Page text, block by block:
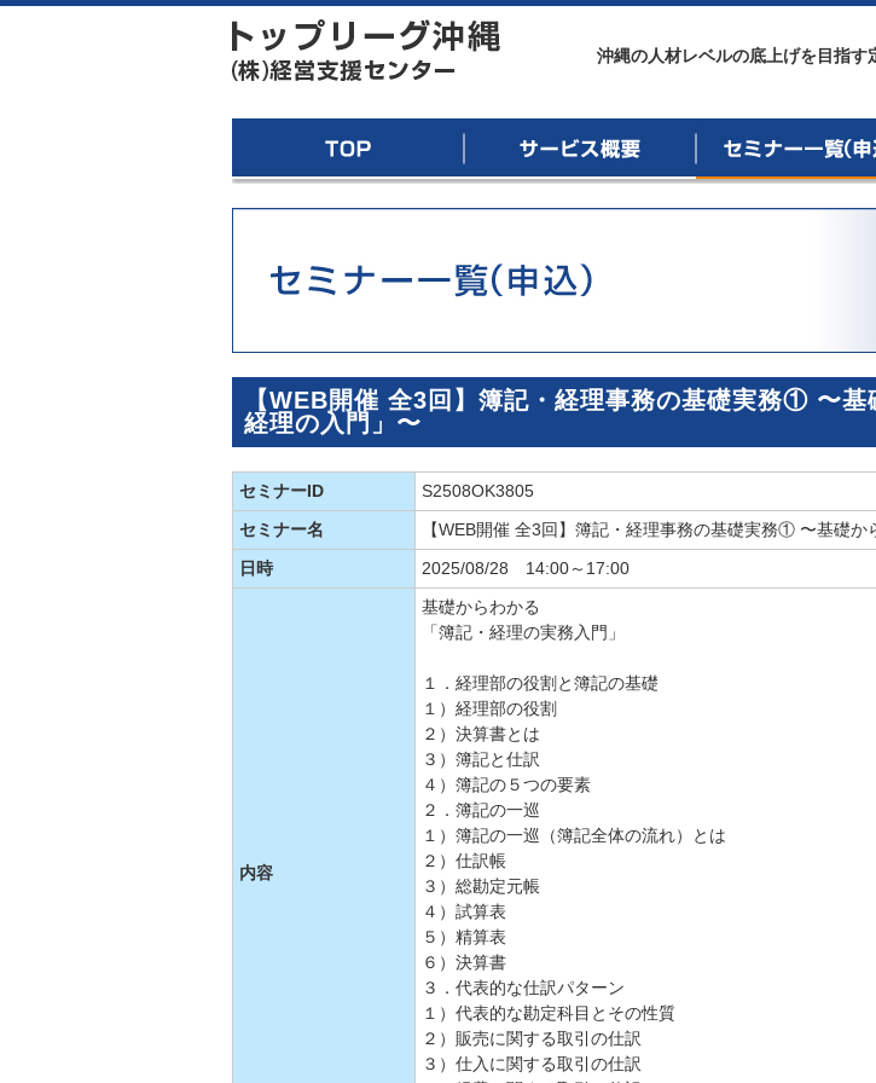
沖縄の人材レベルの底上げを目指
【WEB開催 全3回】簿記・経理事務の基礎実務① 〜基
経理の入門」〜
セミナーID
S2508OK3805
セミナー名
【WEB開催 全3回】簿記・経理事務の基礎実務① 〜基礎
日時
2025/08/28 14:00～17:00
内容
基礎からわかる
「簿記・経理の実務入門」
１．経理部の役割と簿記の基礎
１）経理部の役割
２）決算書とは
３）簿記と仕訳
４）簿記の５つの要素
２．簿記の一巡
１）簿記の一巡（簿記全体の流れ）とは
２）仕訳帳
３）総勘定元帳
４）試算表
５）精算表
６）決算書
３．代表的な仕訳パターン
１）代表的な勘定科目とその性質
２）販売に関する取引の仕訳
３）仕入に関する取引の仕訳